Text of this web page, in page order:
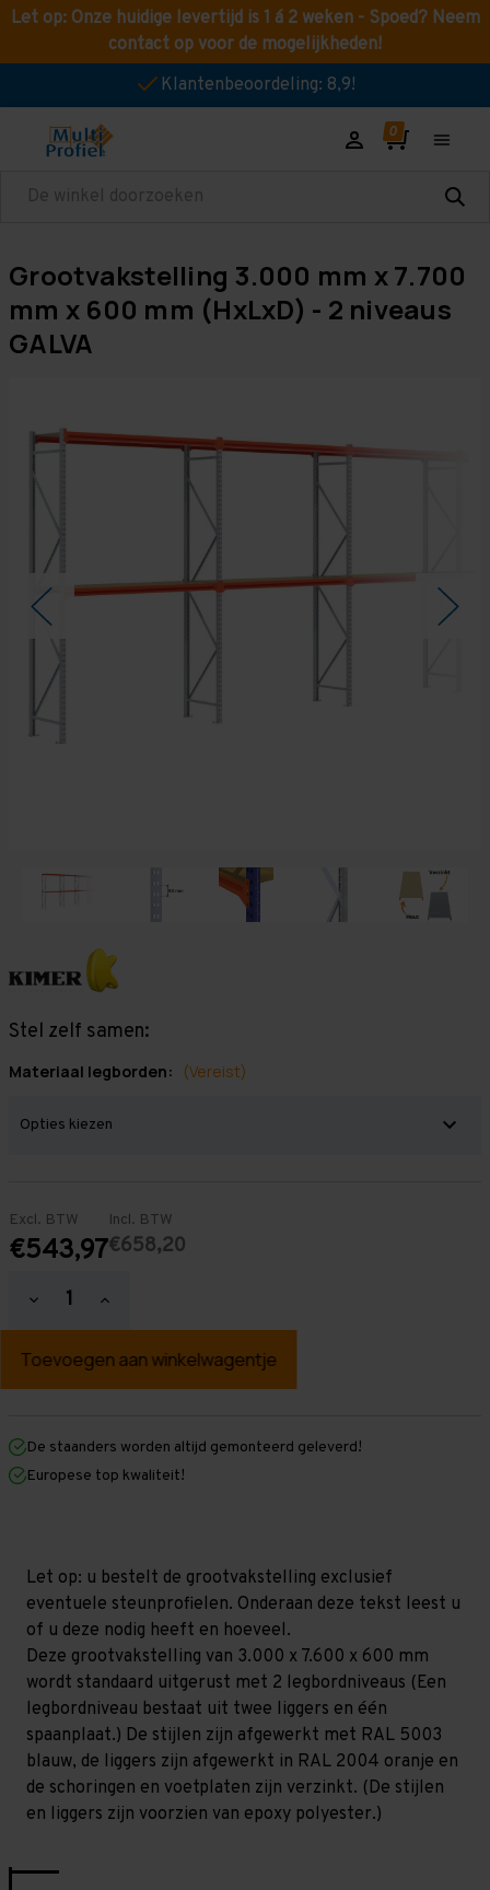
Let op: Onze huidige levertijd is 1 á 2 weken - Spoed? Neem
contact op voor de mogelijkheden!
Klantenbeoordeling: 8,9!
Zoeken
Grootvakstelling 3.000 mm x 7.700
mm x 600 mm (HxLxD) - 2 niveaus
GALVA
Stel zelf samen:
Materiaal legborden: (Vereist)
Excl. BTW
€543,97
Incl. BTW
€658,20
Hoeveelheid
verlagen
Grootvakstelling
mm
mm
x
600
niveaus
GALVA
Hoeveelheid
verhogen
Grootvakstelling
mm
mm
600
niveaus
GALVA
De staanders worden altijd gemonteerd geleverd!
Europese top kwaliteit!
Let op: u bestelt de grootvakstelling exclusief
eventuele steunprofielen. Onderaan deze tekst leest u
of u deze nodig heeft en hoeveel.
Deze grootvakstelling van 3.000 x 7.600 x 600 mm
wordt standaard uitgerust met 2 legbordniveaus (Een
legbordniveau bestaat uit twee liggers en één
spaanplaat.) De stijlen zijn afgewerkt met RAL 5003
blauw, de liggers zijn afgewerkt in RAL 2004 oranje en
de schoringen en voetplaten zijn verzinkt. (De stijlen
en liggers zijn voorzien van epoxy polyester.)